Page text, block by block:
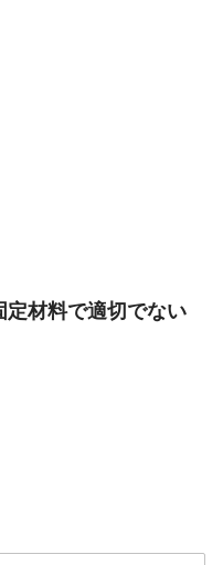
材料で適切でない